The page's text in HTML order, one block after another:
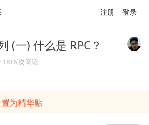
注册 登录
(一) 什么是 RPC？
· 1816 次阅读
为精华贴